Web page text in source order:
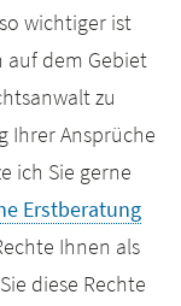
wichtiger ist
auf dem Gebiet
zu
Ihrer Ansprüche
ich Sie gerne
Erstberatung
Ihnen als
diese Rechte